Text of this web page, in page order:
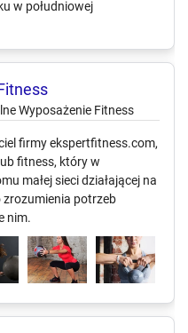
w południowej
Wyposażenie Fitness
firmy ekspertfitness.com,
fitness, który w
małej sieci działającej na
zrozumienia potrzeb
nim.